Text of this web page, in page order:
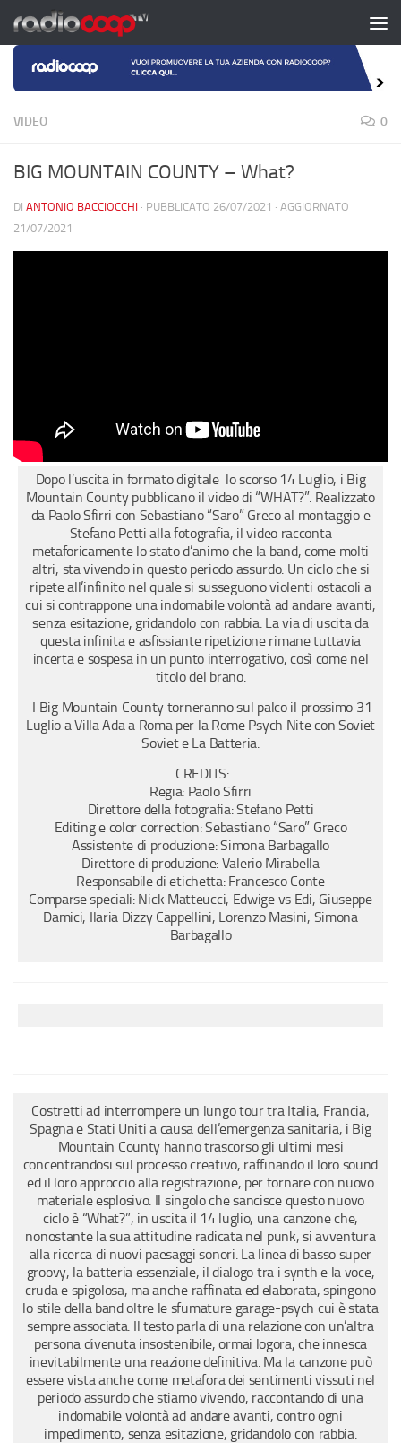
Salta al contenuto
VIDEO 0
BIG MOUNTAIN COUNTY – What?
DI ANTONIO BACCIOCCHI · PUBBLICATO 26/07/2021 · AGGIORNATO
21/07/2021
Dopo l’uscita in formato digitale lo scorso 14 Luglio, i Big
Mountain County pubblicano il video di “WHAT?”. Realizzato
da Paolo Sfirri con Sebastiano “Saro” Greco al montaggio e
Stefano Petti alla fotografia, il video racconta
metaforicamente lo stato d’animo che la band, come molti
altri, sta vivendo in questo periodo assurdo. Un ciclo che si
ripete all’infinito nel quale si susseguono violenti ostacoli a
cui si contrappone una indomabile volontà ad andare avanti,
senza esitazione, gridandolo con rabbia. La via di uscita da
questa infinita e asfissiante ripetizione rimane tuttavia
incerta e sospesa in un punto interrogativo, così come nel
titolo del brano.
I Big Mountain County torneranno sul palco il prossimo 31
Luglio a Villa Ada a Roma per la Rome Psych Nite con Soviet
Soviet e La Batteria.
CREDITS:
Regia: Paolo Sfirri
Direttore della fotografia: Stefano Petti
Editing e color correction: Sebastiano “Saro” Greco
Assistente di produzione: Simona Barbagallo
Direttore di produzione: Valerio Mirabella
Responsabile di etichetta: Francesco Conte
Comparse speciali: Nick Matteucci, Edwige vs Edi, Giuseppe
Damici, Ilaria Dizzy Cappellini, Lorenzo Masini, Simona
Barbagallo
Costretti ad interrompere un lungo tour tra Italia, Francia,
Spagna e Stati Uniti a causa dell’emergenza sanitaria, i Big
Mountain County hanno trascorso gli ultimi mesi
concentrandosi sul processo creativo, raffinando il loro sound
ed il loro approccio alla registrazione, per tornare con nuovo
materiale esplosivo. Il singolo che sancisce questo nuovo
ciclo è “What?”, in uscita il 14 luglio, una canzone che,
nonostante la sua attitudine radicata nel punk, si avventura
alla ricerca di nuovi paesaggi sonori. La linea di basso super
groovy, la batteria essenziale, il dialogo tra i synth e la voce,
cruda e spigolosa, ma anche raffinata ed elaborata, spingono
lo stile della band oltre le sfumature garage-psych cui è stata
sempre associata. Il testo parla di una relazione con un’altra
persona divenuta insostenibile, ormai logora, che innesca
inevitabilmente una reazione definitiva. Ma la canzone può
essere vista anche come metafora dei sentimenti vissuti nel
periodo assurdo che stiamo vivendo, raccontando di una
indomabile volontà ad andare avanti, contro ogni
impedimento, senza esitazione, gridandolo con rabbia.